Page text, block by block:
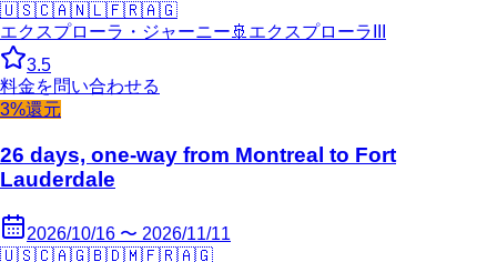
🇺🇸🇨🇦🇳🇱🇫🇷🇦🇬
エクスプローラ・ジャーニー 🚢 エクスプローラIII
3.5
料金を問い合わせる
3%還元
26 days, one-way from Montreal to Fort
Lauderdale
2026/10/16 〜 2026/11/11
🇺🇸🇨🇦🇬🇧🇩🇲🇫🇷🇦🇬